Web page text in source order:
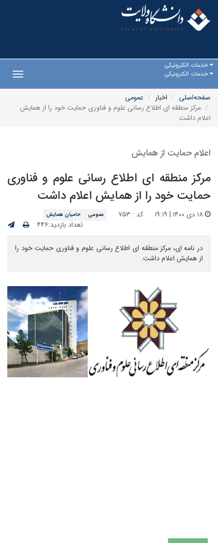
خدمات الکترونیکی
خدمات الکترونیکی
صفحه‌اصلی
اخبار
عمومی
مرکز منطقه ای اطلاع رسانی علوم و فناوری حمایت خود را از همایش
اعلام داشت
اعلام حمایت از همایش
مرکز منطقه ای اطلاع رسانی علوم و فناوری
حمایت خود را از همایش اعلام داشت
کد : ۷۵۳ عمومی حامیان همایش
تعداد بازدید:۴۴۶
در نامه ای، مرکز منطقه ای اطلاع رسانی علوم و فناوری حمایت خود را
از همایش اعلام داشت.